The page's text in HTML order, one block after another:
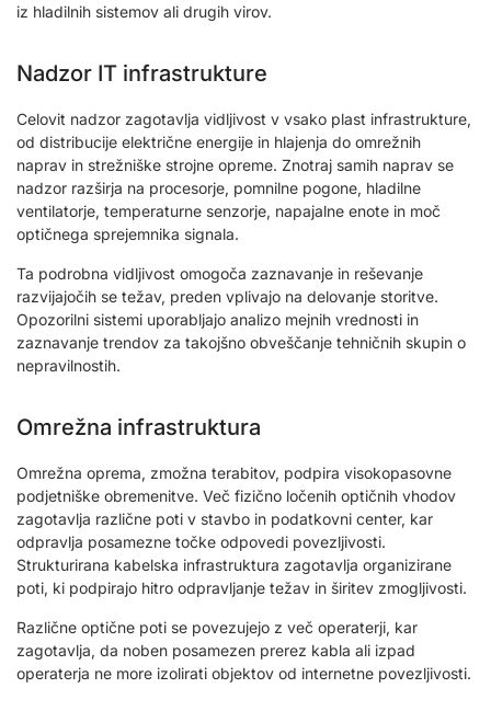
iz hladilnih sistemov ali drugih virov.
Nadzor IT infrastrukture
Celovit nadzor zagotavlja vidljivost v vsako plast infrastrukture,
od distribucije električne energije in hlajenja do omrežnih
naprav in strežniške strojne opreme. Znotraj samih naprav se
nadzor razširja na procesorje, pomnilne pogone, hladilne
ventilatorje, temperaturne senzorje, napajalne enote in moč
optičnega sprejemnika signala.
Ta podrobna vidljivost omogoča zaznavanje in reševanje
razvijajočih se težav, preden vplivajo na delovanje storitve.
Opozorilni sistemi uporabljajo analizo mejnih vrednosti in
zaznavanje trendov za takojšno obveščanje tehničnih skupin o
nepravilnostih.
Omrežna infrastruktura
Omrežna oprema, zmožna terabitov, podpira visokopasovne
podjetniške obremenitve. Več fizično ločenih optičnih vhodov
zagotavlja različne poti v stavbo in podatkovni center, kar
odpravlja posamezne točke odpovedi povezljivosti.
Strukturirana kabelska infrastruktura zagotavlja organizirane
poti, ki podpirajo hitro odpravljanje težav in širitev zmogljivosti.
Različne optične poti se povezujejo z več operaterji, kar
zagotavlja, da noben posamezen prerez kabla ali izpad
operaterja ne more izolirati objektov od internetne povezljivosti.